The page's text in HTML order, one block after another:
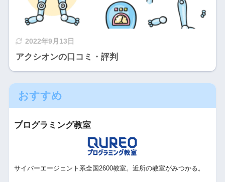
2022年9月13日
アクシオンの口コミ・評判
おすすめ
プログラミング教室
サイバーエージェント系全国2600教室。近所の教室がみつかる。